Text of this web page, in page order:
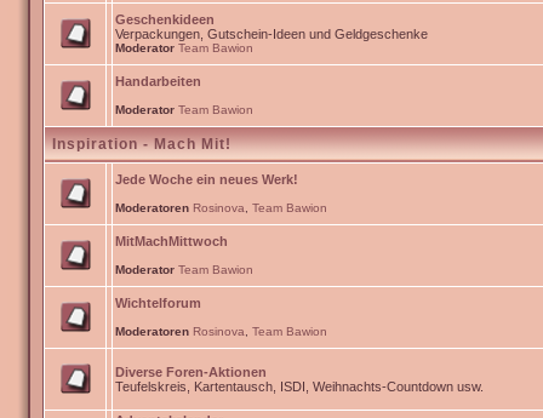
Geschenkideen
Verpackungen, Gutschein-Ideen und Geldgeschenke
Moderator Team Bawion
Handarbeiten
Moderator Team Bawion
Inspiration - Mach Mit!
Jede Woche ein neues Werk!
Moderatoren Rosinova Team Bawion
MitMachMittwoch
Moderator Team Bawion
Wichtelforum
Moderatoren Rosinova Team Bawion
Diverse Foren-Aktionen
Teufelskreis, Kartentausch, ISDI, Weihnachts-Countdown usw.